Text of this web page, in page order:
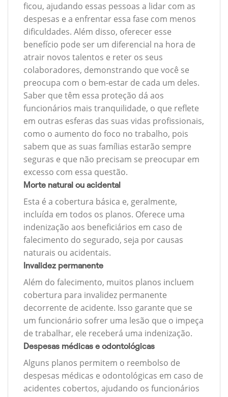
ficou, ajudando essas pessoas a lidar com as
despesas e a enfrentar essa fase com menos
dificuldades. Além disso, oferecer esse
benefício pode ser um diferencial na hora de
atrair novos talentos e reter os seus
colaboradores, demonstrando que você se
preocupa com o bem-estar de cada um deles.
Saber que têm essa proteção dá aos
funcionários mais tranquilidade, o que reflete
em outras esferas das suas vidas profissionais,
como o aumento do foco no trabalho, pois
sabem que as suas famílias estarão sempre
seguras e que não precisam se preocupar em
excesso com essa questão.
Morte natural ou acidental
Esta é a cobertura básica e, geralmente,
incluída em todos os planos. Oferece uma
indenização aos beneficiários em caso de
falecimento do segurado, seja por causas
naturais ou acidentais.
Invalidez permanente
Além do falecimento, muitos planos incluem
cobertura para invalidez permanente
decorrente de acidente. Isso garante que se
um funcionário sofrer uma lesão que o impeça
de trabalhar, ele receberá uma indenização.
Despesas médicas e odontológicas
Alguns planos permitem o reembolso de
despesas médicas e odontológicas em caso de
acidentes cobertos, ajudando os funcionários